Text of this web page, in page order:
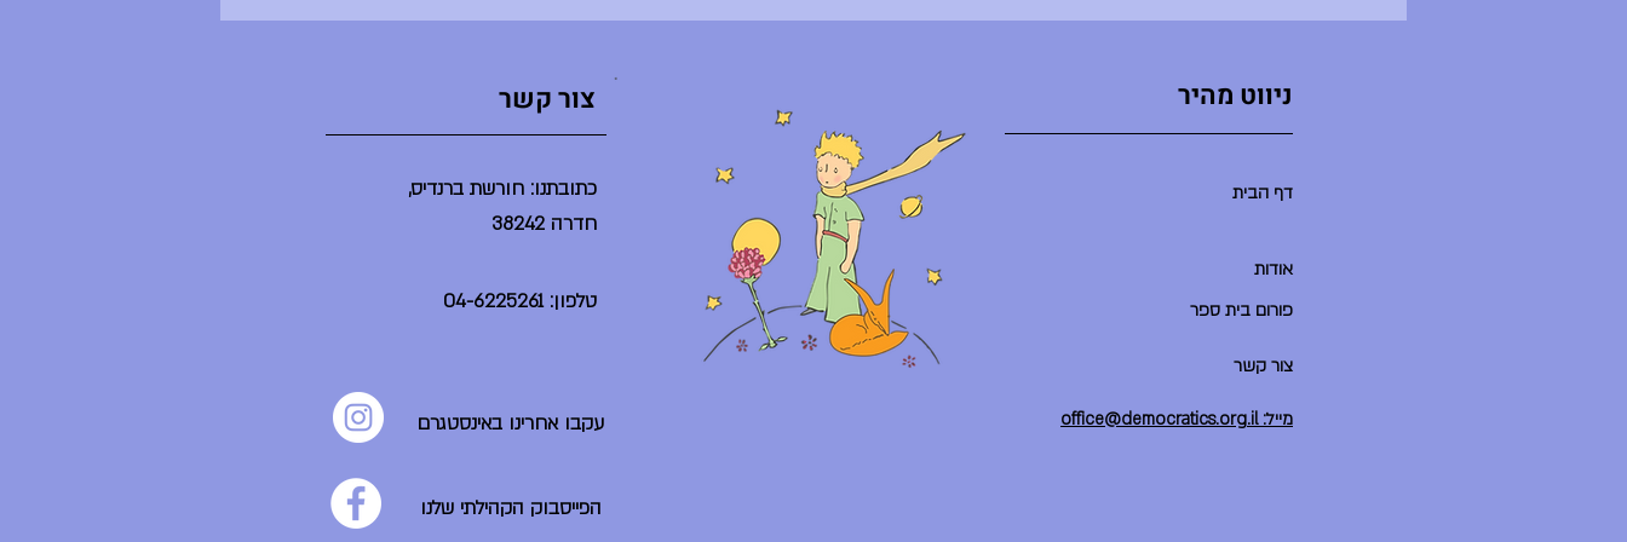
צור קשר ניווט מהיר
כתובתנו: חורשת ברנדיס,
חדרה 38242
טלפון: 04-6225261
דף הבית
אודות
פורום בית ספר
צור קשר
עקבו אחרינו באינסטגרם מייל: office@democratics.org.il
הפייסבוק הקהילתי שלנו